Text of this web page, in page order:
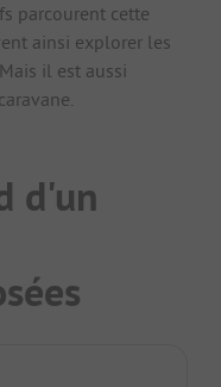
parcourent cette
ainsi explorer les
il est aussi
d'un